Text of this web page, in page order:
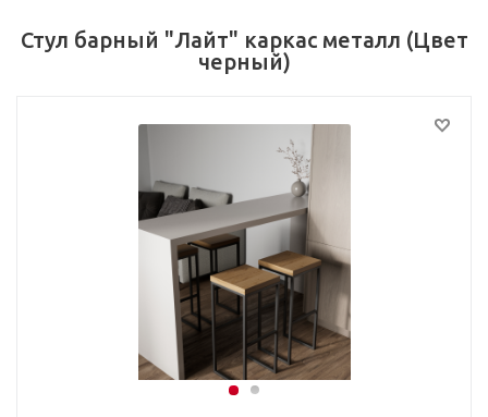
Стул барный "Лайт" каркас металл (Цвет
черный)